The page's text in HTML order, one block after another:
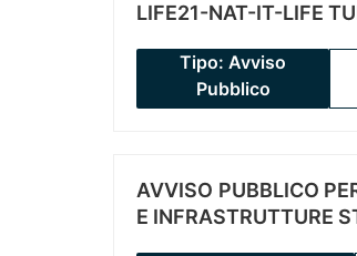
LIFE21-NAT-IT-LIFE
Tipo: Avviso
Pubblico
AVVISO PUBBLICO
E INFRASTRUTTURE